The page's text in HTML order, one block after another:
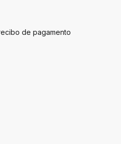
de pagamento